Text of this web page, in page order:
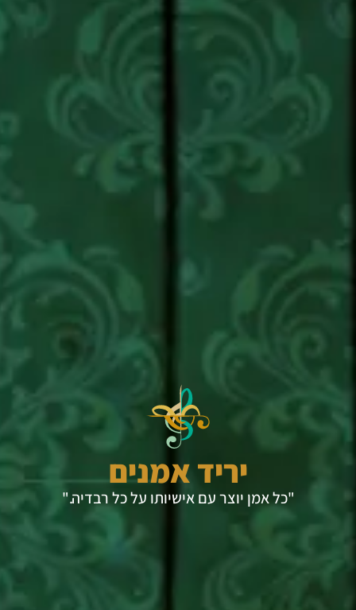
יריד אמנים
"כל אמן יוצר עם אישיותו על כל רבדיה."